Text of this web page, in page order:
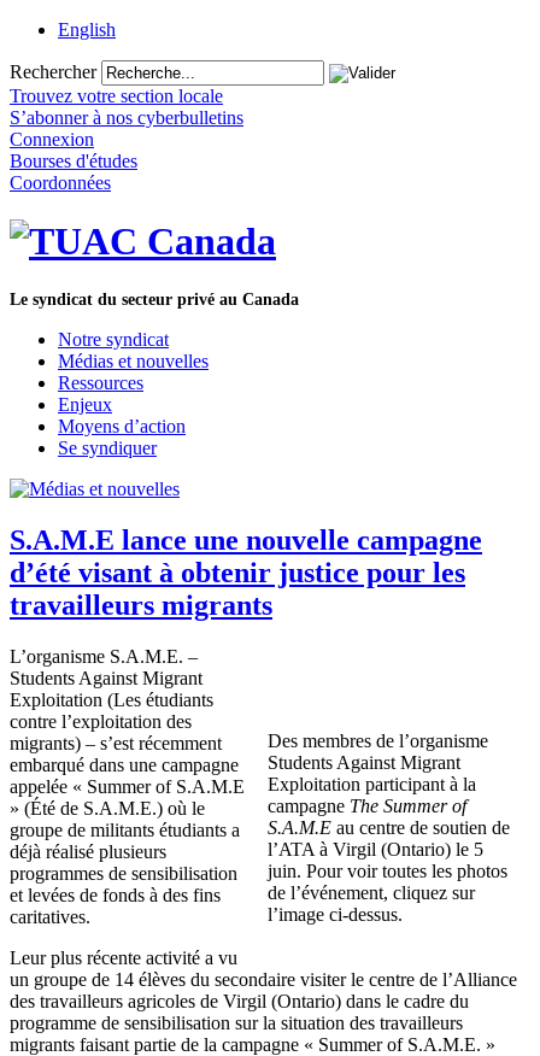
English
Rechercher
Trouvez votre section locale
S’abonner à nos cyberbulletins
Connexion
Bourses d'études
Coordonnées
Le syndicat du secteur privé au Canada
Notre syndicat
Médias et nouvelles
Ressources
Enjeux
Moyens d’action
Se syndiquer
S.A.M.E lance une nouvelle campagne
d’été visant à obtenir justice pour les
travailleurs migrants
Des membres de l’organisme
Students Against Migrant
Exploitation participant à la
campagne The Summer of
S.A.M.E au centre de soutien de
l’ATA à Virgil (Ontario) le 5
juin. Pour voir toutes les photos
de l’événement, cliquez sur
l’image ci-dessus.
L’organisme S.A.M.E. –
Students Against Migrant
Exploitation (Les étudiants
contre l’exploitation des
migrants) – s’est récemment
embarqué dans une campagne
appelée « Summer of S.A.M.E
» (Été de S.A.M.E.) où le
groupe de militants étudiants a
déjà réalisé plusieurs
programmes de sensibilisation
et levées de fonds à des fins
caritatives.
Leur plus récente activité a vu
un groupe de 14 élèves du secondaire visiter le centre de l’Alliance
des travailleurs agricoles de Virgil (Ontario) dans le cadre du
programme de sensibilisation sur la situation des travailleurs
migrants faisant partie de la campagne « Summer of S.A.M.E. »